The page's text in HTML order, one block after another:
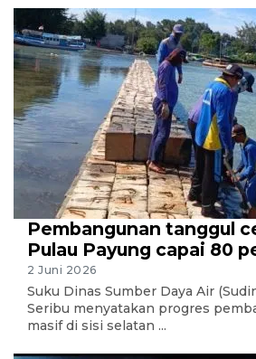
Pembangunan tanggul
Pulau Payung capai 80
2 Juni 2026
Suku Dinas Sumber Daya Air
Seribu menyatakan progres
masif di sisi selatan ...